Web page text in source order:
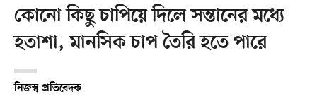
কোনো কিছু চাপিয়ে দিলে সন্তানের মধ্যে
হতাশা, মানসিক চাপ তৈরি হতে পারে
নিজস্ব প্রতিবেদক